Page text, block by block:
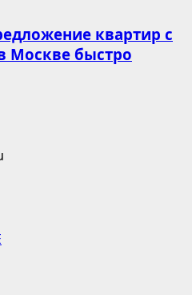
квартир с
Москве быстро